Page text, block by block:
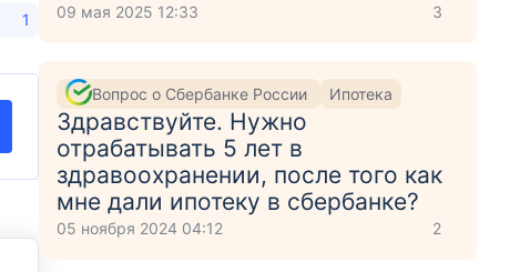
1 09 мая 2025 12:33 3
Вопрос о Сбербанке России Ипотека
Здравствуйте. Нужно
отрабатывать 5 лет в
здравоохранении, после того как
мне дали ипотеку в сбербанке?
05 ноября 2024 04:12 2